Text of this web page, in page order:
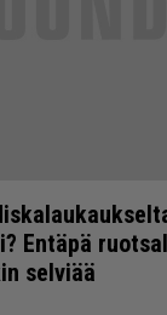
Entäpä
selviää